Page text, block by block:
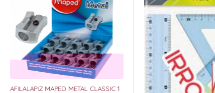
AFILALAPIZ MAPED METAL CLASSIC 1